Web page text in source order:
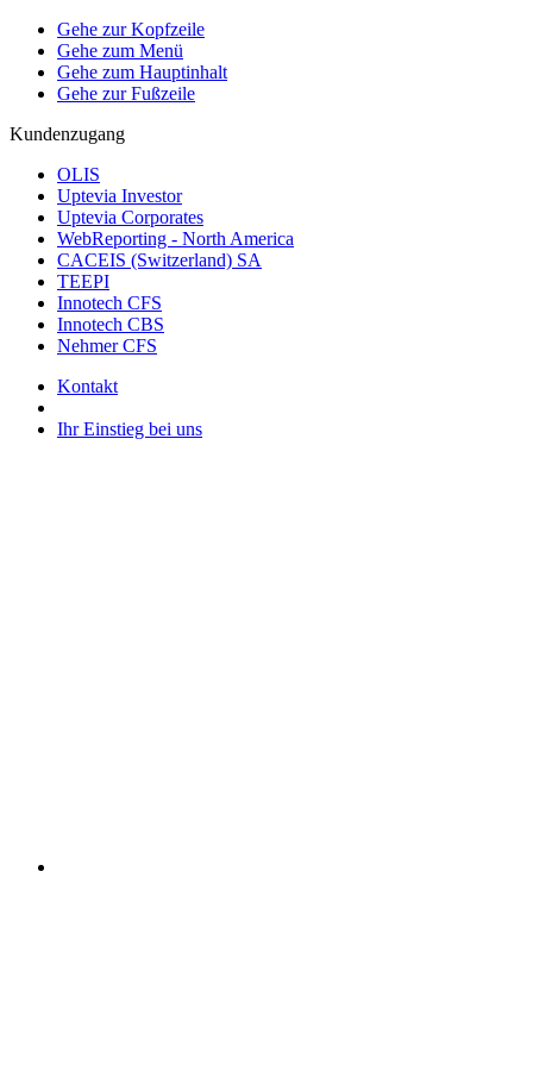
Gehe zur Kopfzeile
Gehe zum Menü
Gehe zum Hauptinhalt
Gehe zur Fußzeile
Kundenzugang
OLIS
Uptevia Investor
Uptevia Corporates
WebReporting - North America
CACEIS (Switzerland) SA
TEEPI
Innotech CFS
Innotech CBS
Nehmer CFS
Kontakt
Ihr Einstieg bei uns